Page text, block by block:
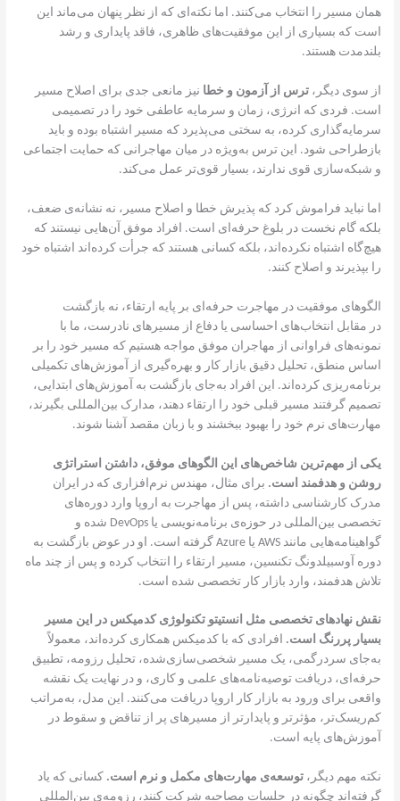
همان مسیر را انتخاب می‌کنند. اما نکته‌ای که از نظر پنهان می‌ماند این
است که بسیاری از این موفقیت‌های ظاهری، فاقد پایداری و رشد
بلندمدت هستند.
از سوی دیگر،ترس از آزمون و خطا نیز مانعی جدی برای اصلاح مسیر
است. فردی که انرژی، زمان و سرمایه عاطفی خود را در تصمیمی
سرمایه‌گذاری کرده، به سختی می‌پذیرد که مسیر اشتباه بوده و باید
بازطراحی شود. این ترس به‌ویژه در میان مهاجرانی که حمایت اجتماعی
و شبکه‌سازی قوی ندارند، بسیار قوی‌تر عمل می‌کند.
اما نباید فراموش کرد که پذیرش خطا و اصلاح مسیر، نه نشانه‌ی ضعف،
بلکه گام نخست در بلوغ حرفه‌ای است. افراد موفق آن‌هایی نیستند که
هیچ‌گاه اشتباه نکرده‌اند، بلکه کسانی هستند که جرأت کرده‌اند اشتباه خود
را بپذیرند و اصلاح کنند.
الگوهای موفقیت در مهاجرت حرفه‌ای بر پایه ارتقاء، نه بازگشت
در مقابل انتخاب‌های احساسی یا دفاع از مسیرهای نادرست، ما با
نمونه‌های فراوانی از مهاجران موفق مواجه هستیم که مسیر خود را بر
اساس منطق، تحلیل دقیق بازار کار و بهره‌گیری از آموزش‌های تکمیلی
برنامه‌ریزی کرده‌اند. این افراد به‌جای بازگشت به آموزش‌های ابتدایی،
تصمیم گرفتند مسیر قبلی خود را ارتقاء دهند، مدارک بین‌المللی بگیرند،
مهارت‌های نرم خود را بهبود ببخشند و با زبان مقصد آشنا شوند.
یکی از مهم‌ترین شاخص‌های این الگوهای موفق، داشتن استراتژی
روشن و هدفمند است. برای مثال، مهندس نرم‌افزاری که در ایران
مدرک کارشناسی داشته، پس از مهاجرت به اروپا وارد دوره‌های
تخصصی بین‌المللی در حوزه‌ی برنامه‌نویسی یا DevOps شده و
گواهینامه‌هایی مانند AWS یا Azure گرفته است. او در عوض بازگشت به
دوره آوسبیلدونگ تکنسین، مسیر ارتقاء را انتخاب کرده و پس از چند ماه
تلاش هدفمند، وارد بازار کار تخصصی شده است.
نقش نهادهای تخصصی مثل انستیتو تکنولوژی کدمیکس در این مسیر
بسیار پررنگ است. افرادی که با کدمیکس همکاری کرده‌اند، معمولاً
به‌جای سردرگمی، یک مسیر شخصی‌سازی‌شده، تحلیل رزومه، تطبیق
حرفه‌ای، دریافت توصیه‌نامه‌های علمی و کاری، و در نهایت یک نقشه
واقعی برای ورود به بازار کار اروپا دریافت می‌کنند. این مدل، به‌مراتب
کم‌ریسک‌تر، مؤثرتر و پایدارتر از مسیرهای پر از تناقض و سقوط در
آموزش‌های پایه است.
نکته مهم دیگر،توسعه‌ی مهارت‌های مکمل و نرم است. کسانی که یاد
گرفته‌اند چگونه در جلسات مصاحبه شرکت کنند، رزومه‌ی بین‌المللی